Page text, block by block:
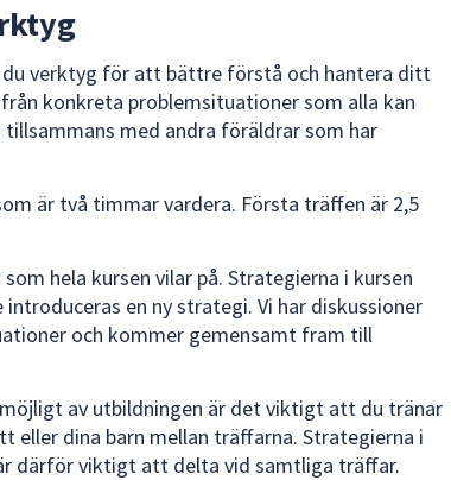
du verktyg för att bättre förstå och hantera ditt
konkreta problemsituationer som alla kan
med andra föräldrar som har
är två timmar vardera. Första träffen är 2,5
hela kursen vilar på. Strategierna i kursen
en ny strategi. Vi har diskussioner
och kommer gemensamt fram till
av utbildningen är det viktigt att du tränar
eller dina barn mellan träffarna. Strategierna i
därför viktigt att delta vid samtliga träffar.